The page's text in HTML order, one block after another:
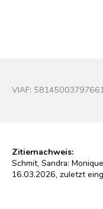
VIAF:
Zitiernachweis:
Schmit, Sandra:
16.03.2026, zuletzt